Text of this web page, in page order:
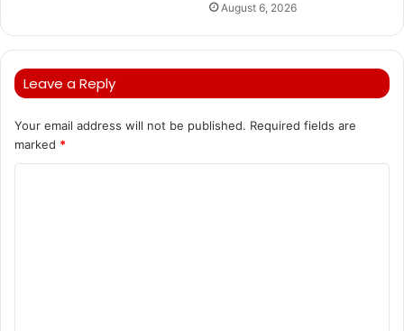
August 6, 2026
Leave a Reply
Your email address will not be published. Required fields are
marked *